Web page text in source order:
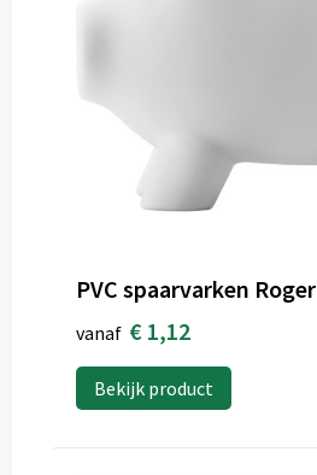
PVC spaarvarken Roger
vanaf € 1,12
Bekijk product